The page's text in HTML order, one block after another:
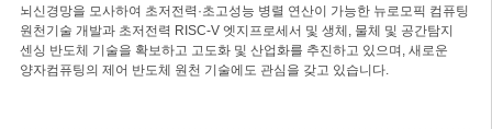
뇌신경망을 모사하여 초저전력·초고성능 병렬 연산이 가능한 뉴로모픽 컴퓨팅
원천기술 개발과 초저전력 RISC-V 엣지프로세서 및 생체, 물체 및 공간탐지
센싱 반도체 기술을 확보하고 고도화 및 산업화를 추진하고 있으며, 새로운
양자컴퓨팅의 제어 반도체 원천 기술에도 관심을 갖고 있습니다.